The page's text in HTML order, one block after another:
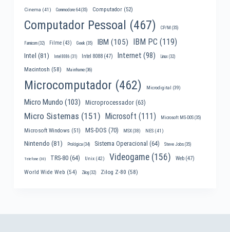
Cinema (41) Commodore 64(35) Computador(52)
Computador Pessoal (467) CP/M (35)
Famicom(32) Filme(43) Geek(35) IBM (105) IBM PC (119)
Intel (81) Intel 8086 (31) Intel 8088(47) Internet (98) Linux(32)
Macintosh (58) Mainframe(36)
Microcomputador (462) Microdigital (39)
Micro Mundo (103) Microprocessador(63)
Micro Sistemas (151) Microsoft (111) Microsoft MS-DOS(35)
Microsoft Windows (51) MS-DOS (70) MSX(38) NES(41)
Nintendo (81) Prológica(34) Sistema Operacional (64) Steve Jobs(35)
Telefone (30) TRS-80(64) Unix(42) Videogame(156) Web(47)
World Wide Web (54) Zilog(32) Zilog Z-80 (58)